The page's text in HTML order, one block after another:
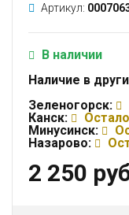
Артикул:
В наличии
Наличие в
Зеленогорск:
Канск:
Минусинск:
Назарово:
2 250